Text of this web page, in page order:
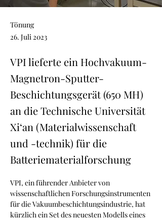
Tönung
26. Juli 2023
VPI lieferte ein Hochvakuum-
Magnetron-Sputter-
Beschichtungsgerät (650 MH)
an die Technische Universität
Xi‘an (Materialwissenschaft
und -technik) für die
Batteriematerialforschung
VPI, ein führender Anbieter von
wissenschaftlichen Forschungsinstrumenten
für die Vakuumbeschichtungsindustrie, hat
kürzlich ein Set des neuesten Modells eines